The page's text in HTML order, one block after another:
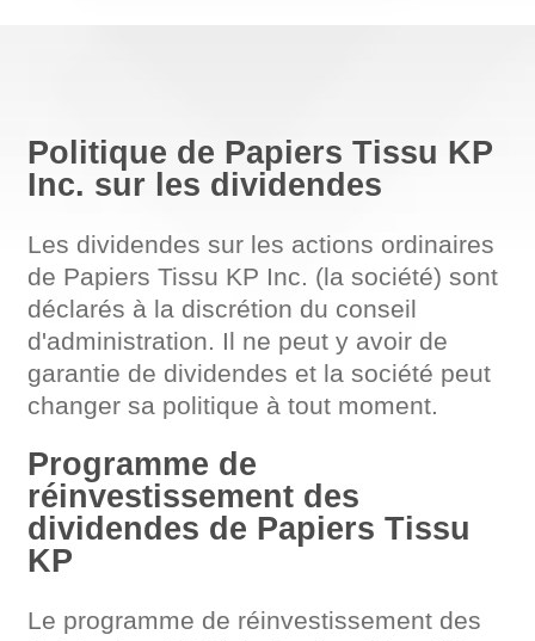
Politique de Papiers Tissu KP
Inc. sur les dividendes
Les dividendes sur les actions ordinaires
de Papiers Tissu KP Inc. (la société) sont
déclarés à la discrétion du conseil
d'administration. Il ne peut y avoir de
garantie de dividendes et la société peut
changer sa politique à tout moment.
Programme de
réinvestissement des
dividendes de Papiers Tissu
KP
Le programme de réinvestissement des